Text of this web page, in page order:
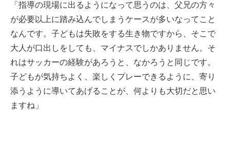
「指導の現場に出るようになって思うのは、父兄の方々
が必要以上に踏み込んでしまうケースが多いなってこと
なんです。子どもは失敗をする生き物ですから、そこで
大人が口出しをしても、マイナスでしかありません。そ
れはサッカーの経験があろうと、なかろうと同じです。
子どもが気持ちよく、楽しくプレーできるように、寄り
添うように導いてあげることが、何よりも大切だと思い
ますね」